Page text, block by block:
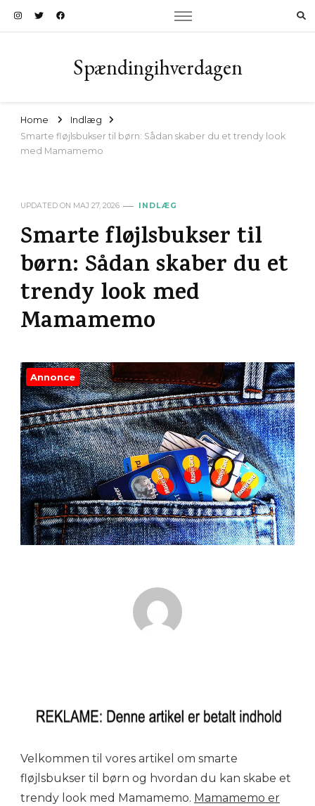
Spændingihverdagen
Home
Indlæg
Smarte fløjlsbukser til børn: Sådan skaber du et trendy look
med Mamamemo
UPDATED ON MAJ 27, 2026 INDLÆG
Smarte fløjlsbukser til
børn: Sådan skaber du et
trendy look med
Mamamemo
Annonce
Velkommen til vores artikel om smarte
fløjlsbukser til børn og hvordan du kan skabe et
trendy look med Mamamemo. Mamamemo er